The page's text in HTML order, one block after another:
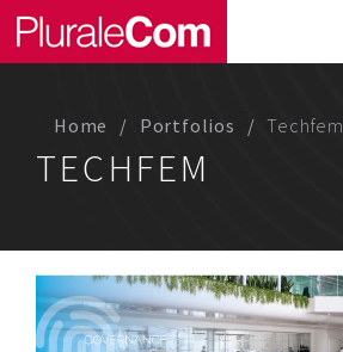
Portfolio
Media & Visual Design
Studio
Home Portfolios Techfem
TECHFEM